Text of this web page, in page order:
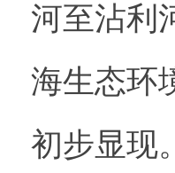
河至沾利
海生态环
初步显现